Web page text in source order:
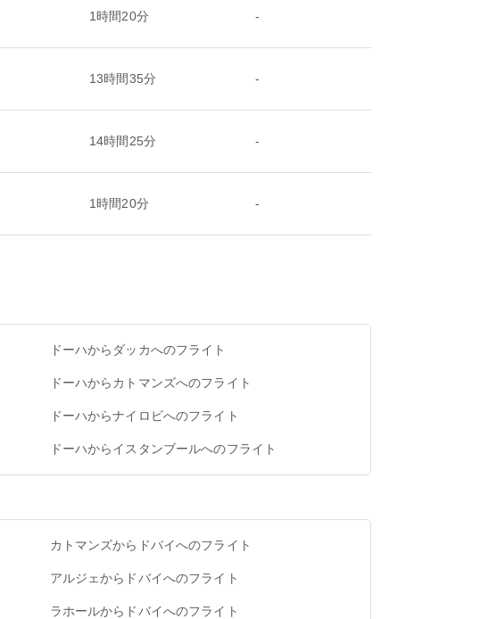
1時間20分 -
13時間35分 -
14時間25分 -
1時間20分 -
ドーハからダッカへのフライト
ドーハからカトマンズへのフライト
ドーハからナイロビへのフライト
ドーハからイスタンブールへのフライト
カトマンズからドバイへのフライト
アルジェからドバイへのフライト
ラホールからドバイへのフライト